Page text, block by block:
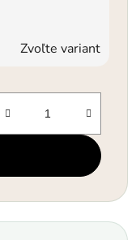
Zvoľte variant